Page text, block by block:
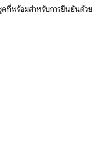
ที่พร้อมสำหรับการยืนยันด้วย